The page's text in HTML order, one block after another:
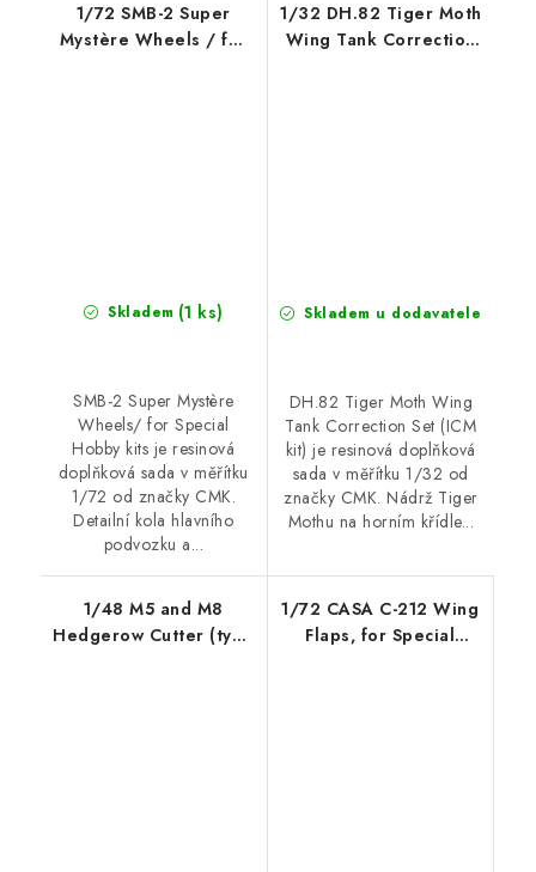
1/72 SMB-2 Super
Mystère Wheels / for
Skladem (1 ks)
SMB-2 Super Mystère
Wheels/ for Special
Hobby kits je resinová
doplňková sada v měřítku
1/72 od značky CMK.
Detailní kola hlavního
podvozku a...
1/32 DH.82 Tiger Moth
Wing Tank Correction
Skladem u dodavatele
DH.82 Tiger Moth Wing
Tank Correction Set (ICM
kit) je resinová doplňková
sada v měřítku 1/32 od
značky CMK. Nádrž Tiger
Mothu na horním křídle...
1/48 M5 and M8
Hedgerow Cutter (type
1/72 CASA C-212 Wing
Flaps, for Special